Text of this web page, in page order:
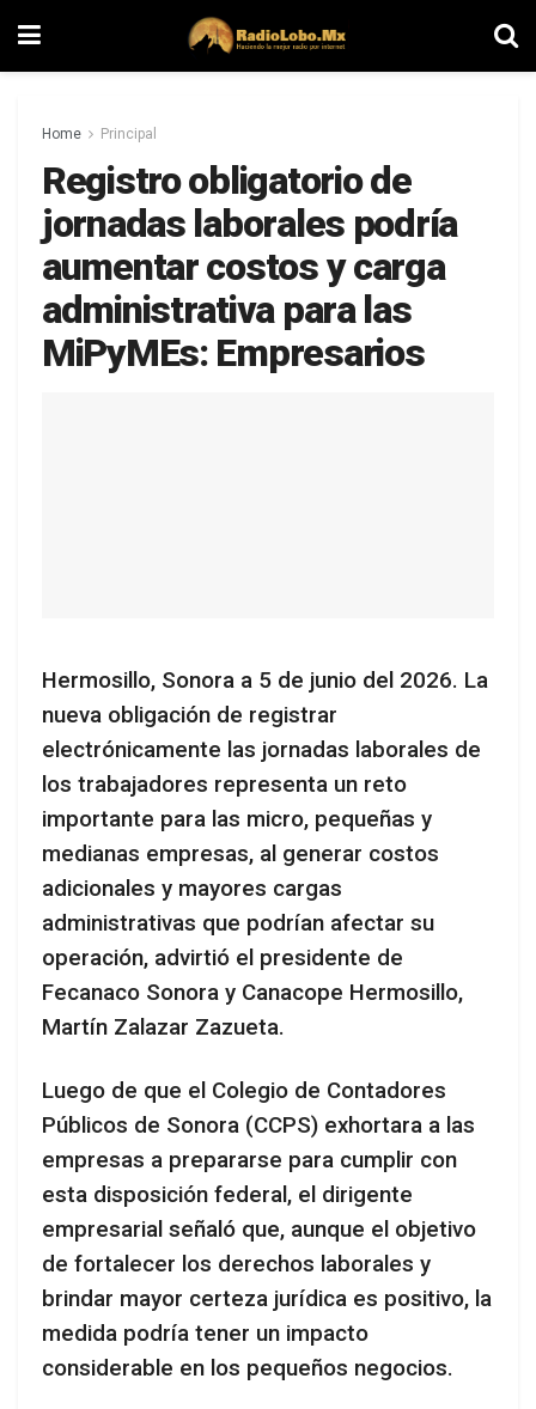
Home Principal
Registro obligatorio de
jornadas laborales podría
aumentar costos y carga
administrativa para las
MiPyMEs: Empresarios
Hermosillo, Sonora a 5 de junio del 2026. La
nueva obligación de registrar
electrónicamente las jornadas laborales de
los trabajadores representa un reto
importante para las micro, pequeñas y
medianas empresas, al generar costos
adicionales y mayores cargas
administrativas que podrían afectar su
operación, advirtió el presidente de
Fecanaco Sonora y Canacope Hermosillo,
Martín Zalazar Zazueta.
Luego de que el Colegio de Contadores
Públicos de Sonora (CCPS) exhortara a las
empresas a prepararse para cumplir con
esta disposición federal, el dirigente
empresarial señaló que, aunque el objetivo
de fortalecer los derechos laborales y
brindar mayor certeza jurídica es positivo, la
medida podría tener un impacto
considerable en los pequeños negocios.